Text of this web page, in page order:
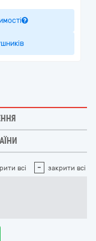
всі - закрити всі